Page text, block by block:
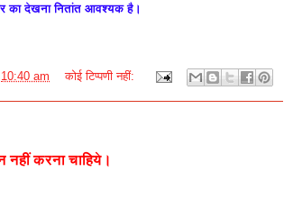
का देखना नितांत आवश्यक है।
10:40 am कोई टिप्पणी नहीं:
नहीं करना चाहिये।